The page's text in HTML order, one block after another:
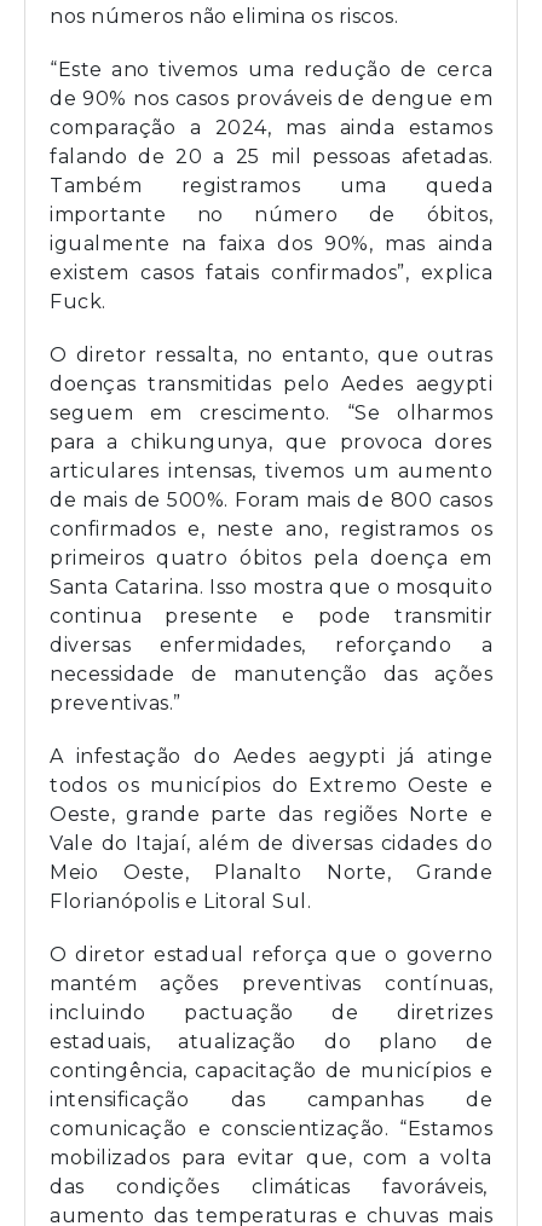
nos números não elimina os riscos.
“Este ano tivemos uma redução de cerca
de 90% nos casos prováveis de dengue em
comparação a 2024, mas ainda estamos
falando de 20 a 25 mil pessoas afetadas.
Também registramos uma queda
importante no número de óbitos,
igualmente na faixa dos 90%, mas ainda
existem casos fatais confirmados”, explica
Fuck.
O diretor ressalta, no entanto, que outras
doenças transmitidas pelo Aedes aegypti
seguem em crescimento. “Se olharmos
para a chikungunya, que provoca dores
articulares intensas, tivemos um aumento
de mais de 500%. Foram mais de 800 casos
confirmados e, neste ano, registramos os
primeiros quatro óbitos pela doença em
Santa Catarina. Isso mostra que o mosquito
continua presente e pode transmitir
diversas enfermidades, reforçando a
necessidade de manutenção das ações
preventivas.”
A infestação do Aedes aegypti já atinge
todos os municípios do Extremo Oeste e
Oeste, grande parte das regiões Norte e
Vale do Itajaí, além de diversas cidades do
Meio Oeste, Planalto Norte, Grande
Florianópolis e Litoral Sul.
O diretor estadual reforça que o governo
mantém ações preventivas contínuas,
incluindo pactuação de diretrizes
estaduais, atualização do plano de
contingência, capacitação de municípios e
intensificação das campanhas de
comunicação e conscientização. “Estamos
mobilizados para evitar que, com a volta
das condições climáticas favoráveis,
aumento das temperaturas e chuvas mais